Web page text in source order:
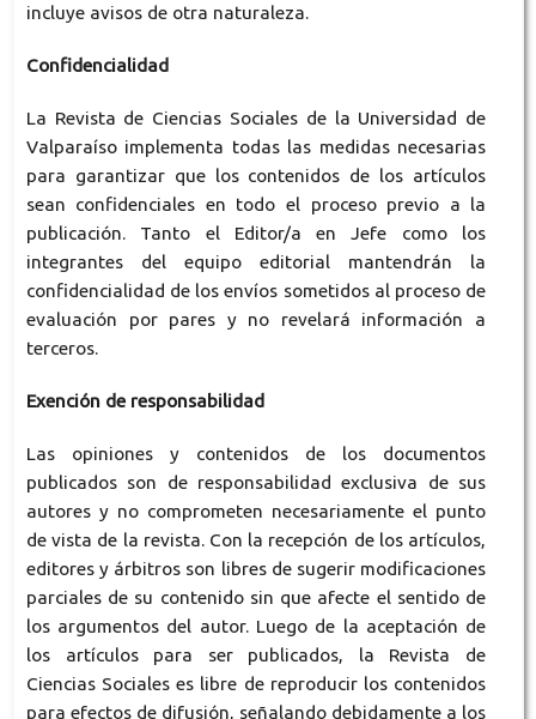
incluye avisos de otra naturaleza.
Confidencialidad
La Revista de Ciencias Sociales de la Universidad de
Valparaíso implementa todas las medidas necesarias
para garantizar que los contenidos de los artículos
sean confidenciales en todo el proceso previo a la
publicación. Tanto el Editor/a en Jefe como los
integrantes del equipo editorial mantendrán la
confidencialidad de los envíos sometidos al proceso de
evaluación por pares y no revelará información a
terceros.
Exención de responsabilidad
Las opiniones y contenidos de los documentos
publicados son de responsabilidad exclusiva de sus
autores y no comprometen necesariamente el punto
de vista de la revista. Con la recepción de los artículos,
editores y árbitros son libres de sugerir modificaciones
parciales de su contenido sin que afecte el sentido de
los argumentos del autor. Luego de la aceptación de
los artículos para ser publicados, la Revista de
Ciencias Sociales es libre de reproducir los contenidos
para efectos de difusión, señalando debidamente a los